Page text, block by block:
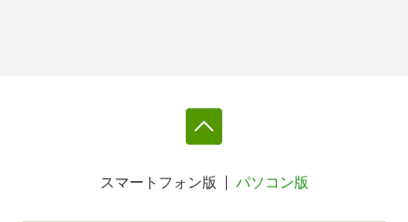
スマートフォン版 パソコン版